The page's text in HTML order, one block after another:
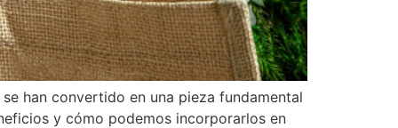
han convertido en una pieza fundamental
y cómo podemos incorporarlos en